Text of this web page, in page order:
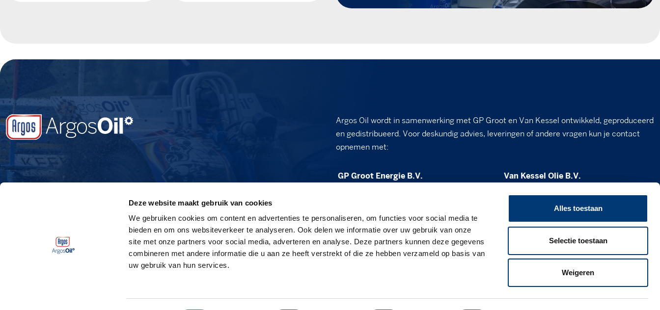
Deze website maakt gebruik van cookies
We gebruiken cookies om content en advertenties te personaliseren, om functies voor social media te
bieden en om ons websiteverkeer te analyseren. Ook delen we informatie over uw gebruik van onze
site met onze partners voor social media, adverteren en analyse. Deze partners kunnen deze gegevens
combineren met andere informatie die u aan ze heeft verstrekt of die ze hebben verzameld op basis van
uw gebruik van hun services.
Alles toestaan
Selectie toestaan
Weigeren
Argos Oil wordt in samenwerking met GP Groot en Van Kessel ontwikkeld, geproduceerd
en gedistribueerd. Voor deskundig advies, leveringen of andere vragen kun je contact
opnemen met:
GP Groot Energie B.V.
sales@gpgroot.nl
088 - 472 03 50
Van Kessel Olie B.V.
verkoop@vankesselolie.nl
0492 - 34 12 21